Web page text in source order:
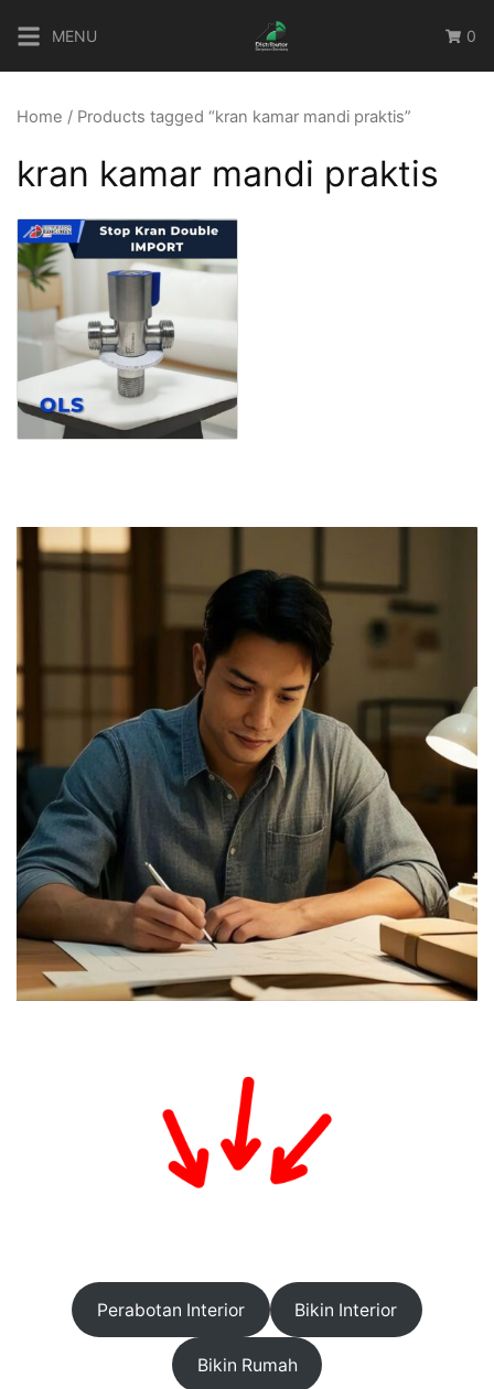
content
MENU 0
Home / Products tagged “kran kamar mandi praktis”
kran kamar mandi praktis
Perabotan Interior Bikin Interior
Bikin Rumah